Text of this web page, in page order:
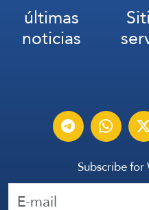
últimas
noticias
Subscribe